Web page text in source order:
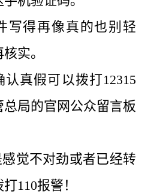
写得再像真的也别轻
实。
真假可以拨打12315
局的官网公众留言板
觉不对劲或者已经转
110报警！